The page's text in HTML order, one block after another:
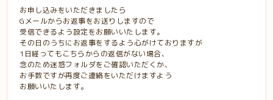
お申し込みをいただきましたら
Gメールからお返事をお送りしますので
受信できるよう設定をお願いいたします。
その日のうちにお返事をするよう心がけておりますが
1日経ってもこちらからの返信がない場合、
念のため迷惑フォルダをご確認いただくか、
お手数ですが再度ご連絡をいただけますよう
お願いいたします。